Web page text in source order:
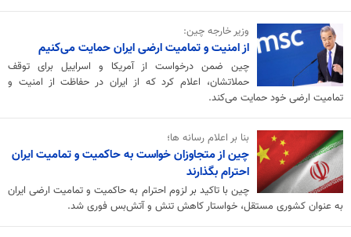
وزیر خارجه چین:
از امنیت و تمامیت ارضی ایران حمایت می‌کنیم
چین ضمن درخواست از آمریکا و اسراییل برای توقف
حملاتشان، اعلام کرد که از ایران در حفاظت از امنیت و
تمامیت ارضی‌ خود حمایت می‌کند.
بنا بر اعلام رسانه ها؛
چین از متجاوزان خواست به حاکمیت و تمامیت ایران
احترام بگذارند
چین با تاکید بر لزوم احترام به حاکمیت و تمامیت ارضی ایران
به عنوان کشوری مستقل، خواستار کاهش تنش و آتش‌بس فوری شد.